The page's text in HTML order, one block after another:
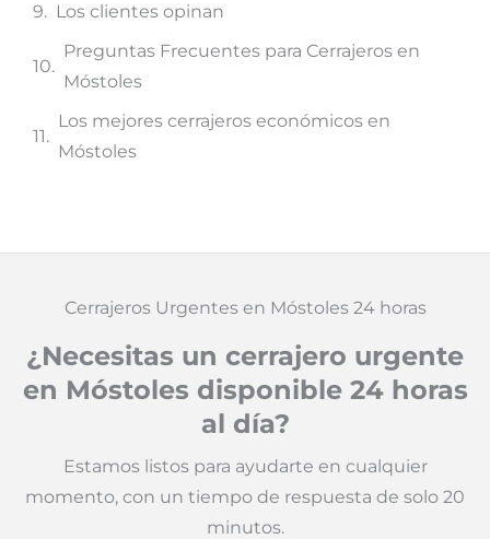
Los clientes opinan
Preguntas Frecuentes para Cerrajeros en
Móstoles
Los mejores cerrajeros económicos en
Móstoles
Cerrajeros Urgentes en Móstoles 24 horas
¿Necesitas un cerrajero urgente
en Móstoles disponible 24 horas
al día?
Estamos listos para ayudarte en cualquier
momento, con un tiempo de respuesta de solo 20
minutos.